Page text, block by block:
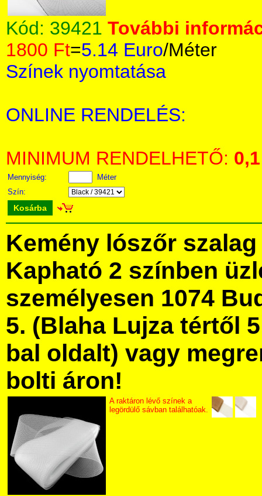
Kód: 39421 További
1800 Ft=5.14 Euro/Méter
Színek nyomtatása
ONLINE RENDELÉS:
MINIMUM RENDELHETŐ: 0,1
Mennyiség:
Méter
Szín:
Kosárba
Kemény lószőr
Kapható 2 színben
személyesen 1074
5. (Blaha Lujza tértől
bal oldalt) vagy
bolti áron!
A raktáron lévő színek a
legördülő sávban találhatóak.